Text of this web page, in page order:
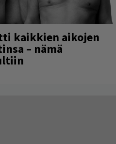
kaikkien aikojen
– nämä